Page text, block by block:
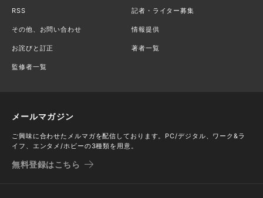
RSS 記者・ライター募集
その他、お問い合わせ 情報提供
お詫びと訂正 著者一覧
監修者一覧
メールマガジン
ご興味に合わせたメルマガを配信しております。PC/デジタル、ワーク&ラ
イフ、エンタメ/ホビーの3種類を用意。
無料登録はこちら